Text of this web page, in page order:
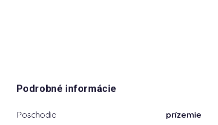
Podrobné informácie
Poschodie
prízemie